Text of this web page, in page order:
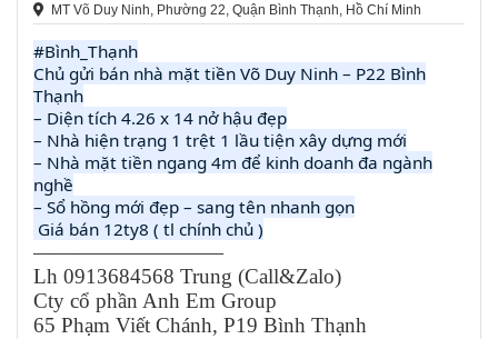
MT Võ Duy Ninh, Phường 22, Quận Bình Thạnh, Hồ Chí Minh
#Bình_Thạnh
Chủ gửi bán nhà mặt tiền Võ Duy Ninh – P22 Bình
Thạnh
– Diện tích 4.26 x 14 nở hậu đẹp
– Nhà hiện trạng 1 trệt 1 lầu tiện xây dựng mới
– Nhà mặt tiền ngang 4m để kinh doanh đa ngành
nghề
– Sổ hồng mới đẹp – sang tên nhanh gọn
Giá bán 12ty8 ( tl chính chủ )
—————————
Lh 0913684568 Trung (Call&Zalo)
Cty cổ phần Anh Em Group
65 Phạm Viết Chánh, P19 Bình Thạnh